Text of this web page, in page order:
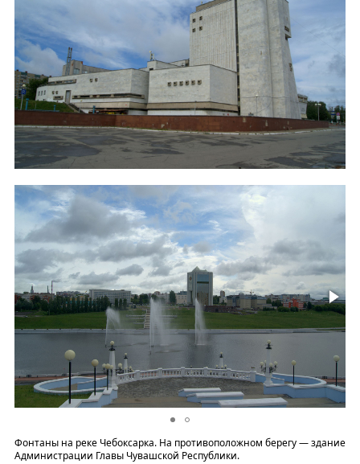
Фонтаны на реке Чебоксарка. На противоположном берегу — здание
Администрации Главы Чувашской Республики.